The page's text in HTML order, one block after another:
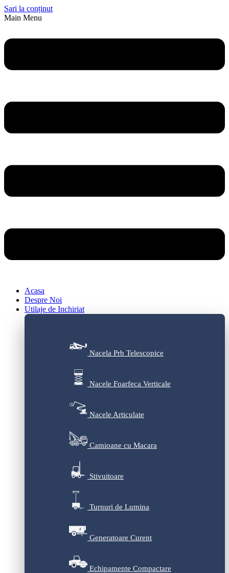
Sari la conținut
Main Menu
Acasa
Despre Noi
Utilaje de Inchiriat
Nacela Prb Telescopice
Nacele Foarfeca Verticale
Nacele Articulate
Camioane cu Macara
Stivuitoare
Turnuri de Lumina
Generatoare Curent
Echipamente Compactare